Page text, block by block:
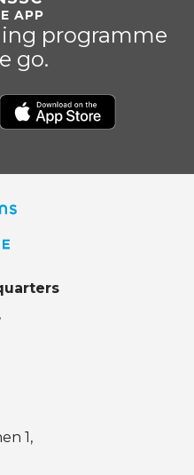
APP
programme
go.
1,